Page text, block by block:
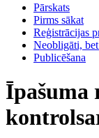
Pārskats
Pirms sākat
Reģistrācijas
Neobligāti,
Publicēšana
Īpašuma